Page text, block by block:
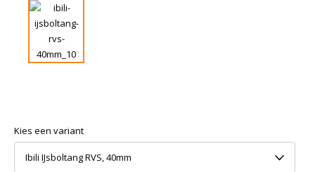
Kies een variant
Ibili IJsboltang RVS, 40mm